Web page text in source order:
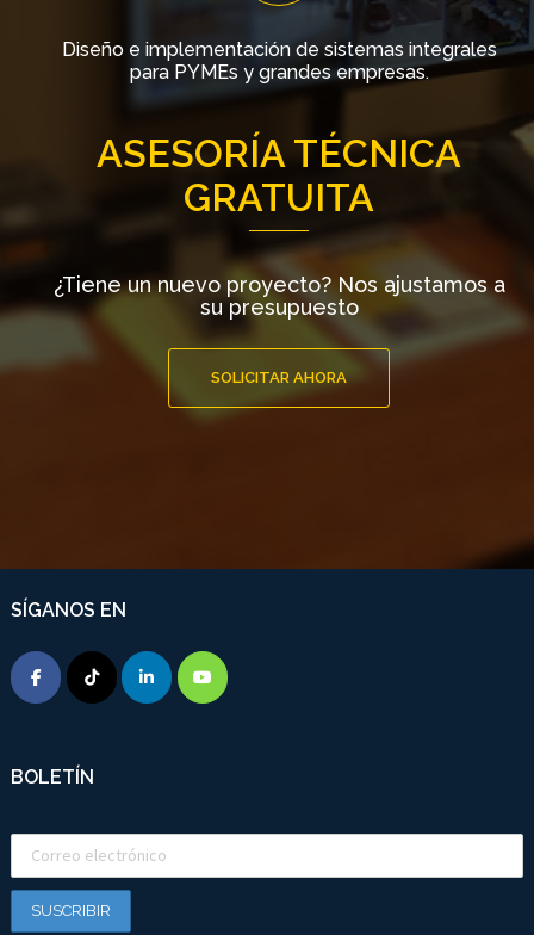
Diseño e implementación de sistemas integrales
para PYMEs y grandes empresas.
ASESORÍA TÉCNICA
GRATUITA
¿Tiene un nuevo proyecto? Nos ajustamos a
su presupuesto
SOLICITAR AHORA
SÍGANOS EN
BOLETÍN